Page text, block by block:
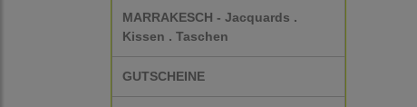
MARRAKESCH - Jacquards .
Kissen . Taschen
GUTSCHEINE